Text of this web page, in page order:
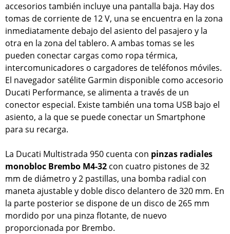
accesorios también incluye una pantalla baja. Hay dos
tomas de corriente de 12 V, una se encuentra en la zona
inmediatamente debajo del asiento del pasajero y la
otra en la zona del tablero. A ambas tomas se les
pueden conectar cargas como ropa térmica,
intercomunicadores o cargadores de teléfonos móviles.
El navegador satélite Garmin disponible como accesorio
Ducati Performance, se alimenta a través de un
conector especial. Existe también una toma USB bajo el
asiento, a la que se puede conectar un Smartphone
para su recarga.
La Ducati Multistrada 950 cuenta con pinzas radiales
monobloc Brembo M4-32 con cuatro pistones de 32
mm de diámetro y 2 pastillas, una bomba radial con
maneta ajustable y doble disco delantero de 320 mm. En
la parte posterior se dispone de un disco de 265 mm
mordido por una pinza flotante, de nuevo
proporcionada por Brembo.